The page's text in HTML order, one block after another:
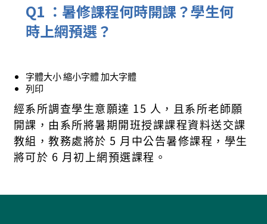
Q1 ：暑修課程何時開課？學生何
時上網預選？
字體大小縮小字體加大字體
列印
經系所調查學生意願達 15 人，且系所老師願
開課，由系所將暑期開班授課課程資料送交課
教組，教務處將於 5 月中公告暑修課程，學生
將可於 6 月初上網預選課程。